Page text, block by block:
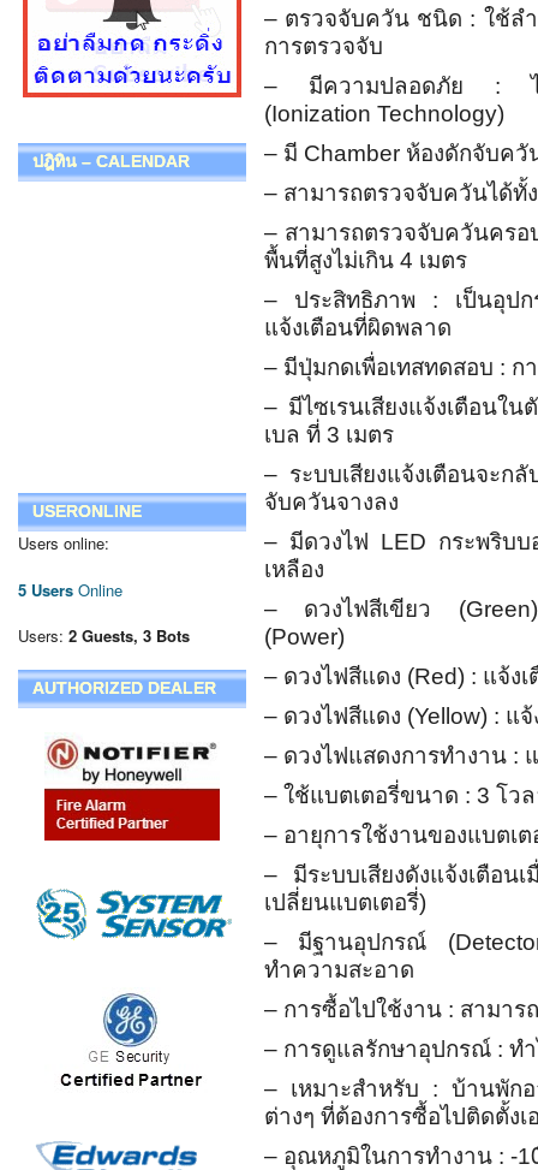
ปฎิทิน – CALENDAR
USERONLINE
Users online:
5 Users Online
Users: 2 Guests, 3 Bots
AUTHORIZED DEALER
– ตรวจจับควัน ชนิด : ใช้ลำ
การตรวจจับ
– มีความปลอดภัย : ไม่
(Ionization Technology)
– มี Chamber ห้องดักจับควั
– สามารถตรวจจับควันได้ทั้
– สามารถตรวจจับควันครอ
พื้นที่สูงไม่เกิน 4 เมตร
– ประสิทธิภาพ : เป็นอุปก
แจ้งเตือนที่ผิดพลาด
– มีปุ่มกดเพื่อเทสทดสอบ : ก
– มีไซเรนเสียงแจ้งเตือนใ
เบล ที่ 3 เมตร
– ระบบเสียงแจ้งเตือนจะ
จับควันจางลง
– มีดวงไฟ LED กระพริบ
เหลือง
– ดวงไฟสีเขียว
(Power)
– ดวงไฟสีแดง (Red) : แจ้ง
– ดวงไฟสีแดง (Yellow) : แ
– ดวงไฟแสดงการทำงาน :
– ใช้แบตเตอรี่ขนาด : 3 โว
– อายุการใช้งานของแบตเ
– มีระบบเสียงดังแจ้งเตือน
เปลี่ยนแบตเตอรี่)
– มีฐานอุปกรณ์
ทำความสะอาด
– การซื้อไปใช้งาน : สามาร
– การดูแลรักษาอุปกรณ์ : ทำ
– เหมาะสำหรับ : บ้านพัก
ต่างๆ ที่ต้องการซื้อไปติดตั้งเ
– อุณหภูมิในการทำงาน : -